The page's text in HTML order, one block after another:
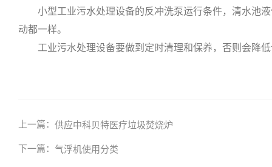
小型工业污水处理设备的反冲洗泵运行条件，清水池液
动都一样。
工业污水处理设备要做到定时清理和保养，否则会降低
上一篇： 供应中科贝特医疗垃圾焚烧炉
下一篇： 气浮机使用分类